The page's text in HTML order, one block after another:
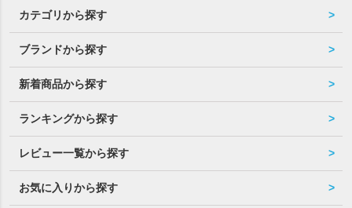
カテゴリから探す
ブランドから探す
新着商品から探す
ランキングから探す
レビュー一覧から探す
お気に入りから探す